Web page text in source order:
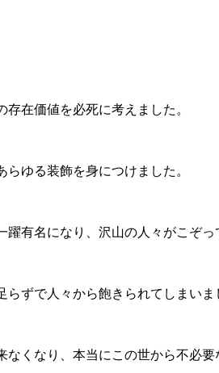
在価値を必死に考えました。
ゆる装飾を身につけました。
有名になり、沢山の人々がこぞ
ずで人々から飽きられてしまいま
くなり、本当にこの世から不必